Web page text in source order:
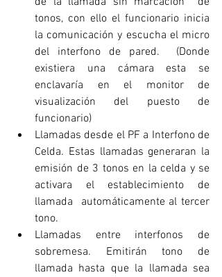
tonos, con ello el funcionario inicia
la comunicación y escucha el micro
del interfono de pared.  (Donde
existiera una cámara esta se
enclavaría en el monitor de
visualización del puesto de
funcionario)
Llamadas desde el PF a Interfono de
Celda. Estas llamadas generaran la
emisión de 3 tonos en la celda y se
activara el establecimiento de
llamada  automáticamente al tercer
tono.
Llamadas entre interfonos de
sobremesa. Emitirán tono de
llamada hasta que la llamada sea